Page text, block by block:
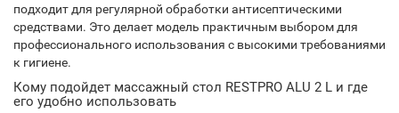
подходит для регулярной обработки антисептическими
средствами. Это делает модель практичным выбором для
профессионального использования с высокими требованиями
к гигиене.
Кому подойдет массажный стол RESTPRO ALU 2 L и где
его удобно использовать